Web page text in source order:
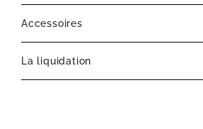
Accessoires
La liquidation